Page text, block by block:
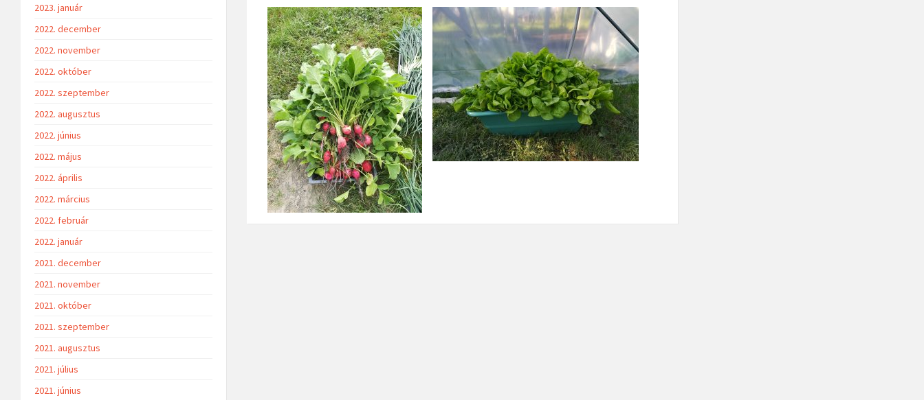
2023. január
2022. december
2022. november
2022. október
2022. szeptember
2022. augusztus
2022. június
2022. május
2022. április
2022. március
2022. február
2022. január
2021. december
2021. november
2021. október
2021. szeptember
2021. augusztus
2021. július
2021. június